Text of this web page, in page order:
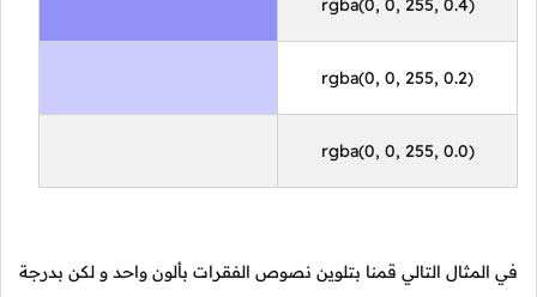
rgba(0, 0, 255, 0.4)
rgba(0, 0, 255, 0.2)
rgba(0, 0, 255, 0.0)
في المثال التالي قمنا بتلوين نصوص الفقرات بألون واحد و لكن بدرجة